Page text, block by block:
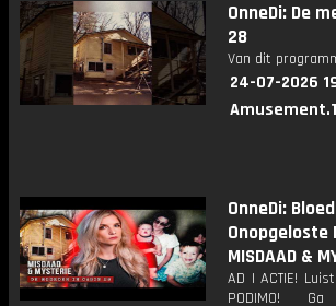
OnneDi: De
28
Van dit
24-07-2026
OnneDi:
Onopgeloste
MISDAAD &
AD | ACTIE!
PODIMO!